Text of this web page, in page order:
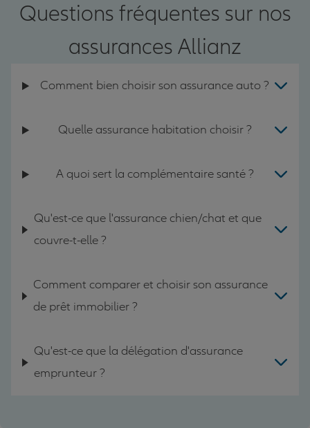
Questions fréquentes sur nos
assurances Allianz
Comment bien choisir son assurance auto ?
Quelle assurance habitation choisir ?
A quoi sert la complémentaire santé ?
Qu'est-ce que l'assurance chien/chat et que
couvre-t-elle ?
Comment comparer et choisir son assurance
de prêt immobilier ?
Qu'est-ce que la délégation d'assurance
emprunteur ?